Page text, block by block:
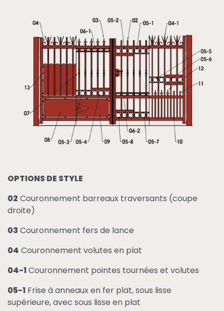
OPTIONS DE STYLE
02 Couronnement barreaux traversants (coupe
droite)
03Couronnement fers de lance
04 Couronnement volutes en plat
04-1Couronnement pointes tournées et volutes
05-1 Frise à anneaux en fer plat, sous lisse
supérieure, avec sous lisse en plat